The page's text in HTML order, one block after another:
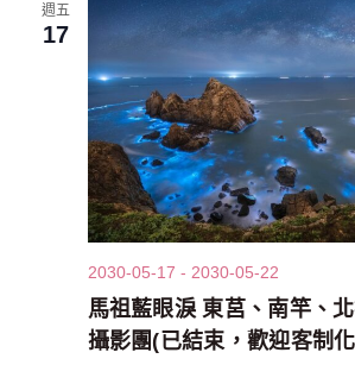
週五
17
馬祖藍眼淚 東莒、南竿、
攝影團(已結束，歡迎客制
2030-05-17 - 2030-05-22